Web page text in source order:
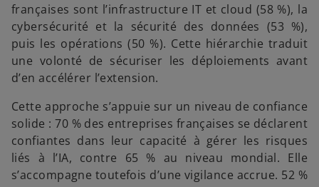
françaises sont l’infrastructure IT et cloud (58 %), la
cybersécurité et la sécurité des données (53 %),
puis les opérations (50 %). Cette hiérarchie traduit
une volonté de sécuriser les déploiements avant
d’en accélérer l’extension.
Cette approche s’appuie sur un niveau de confiance
solide : 70 % des entreprises françaises se déclarent
confiantes dans leur capacité à gérer les risques
liés à l’IA, contre 65 % au niveau mondial. Elle
s’accompagne toutefois d’une vigilance accrue. 52 %